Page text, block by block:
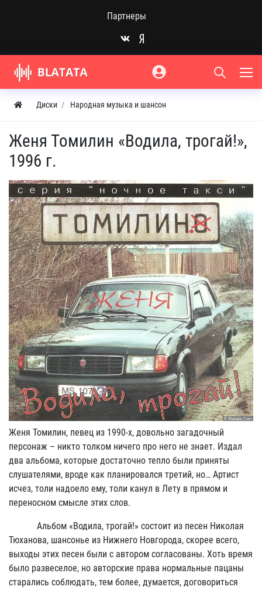
Партнеры
Диски Народная музыка и шансон
Женя Томилин «Водила, трогай!»,
1996 г.
Женя Томилин, певец из 1990-х, довольно загадочный
персонаж – никто толком ничего про него не знает. Издал
два альбома, которые достаточно тепло были приняты
слушателями, вроде как планировался третий, но… Артист
исчез, толи надоело ему, толи канул в Лету в прямом и
переносном смысле этих слов.
Альбом «Водила, трогай!» состоит из песен Николая
Тюханова, шансонье из Нижнего Новгорода, скорее всего,
выходы этих песен были с автором согласованы. Хоть время
было развеселое, но авторские права нормальные пацаны
старались соблюдать, тем более, думается, договориться